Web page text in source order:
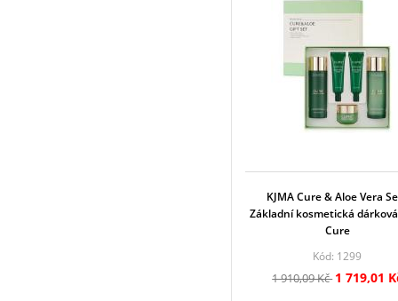
KJMA Cure & Aloe Vera
Základní kosmetická
Cure
Kód: 1299
1 910,09 Kč 1 719,01